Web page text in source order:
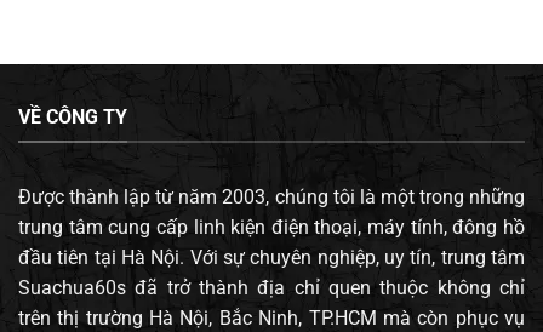
VỀ CÔNG TY
Được thành lập từ năm 2003, chúng tôi là một trong những
trung tâm cung cấp linh kiện điện thoại, máy tính, đông hồ
đầu tiên tại Hà Nội. Với sự chuyên nghiệp, uy tín, trung tâm
Suachua60s đã trở thành địa chỉ quen thuộc không chỉ
trên thị trường Hà Nội, Bắc Ninh, TP.HCM mà còn phục vụ